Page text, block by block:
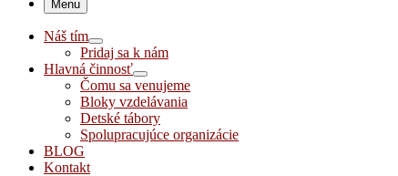
Menu
Náš tím
Pridaj sa k nám
Hlavná činnosť
Čomu sa venujeme
Bloky vzdelávania
Detské tábory
Spolupracujúce organizácie
BLOG
Kontakt